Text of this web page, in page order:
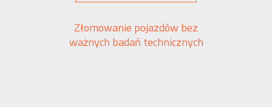
Złomowanie pojazdów bez
ważnych badań technicznych